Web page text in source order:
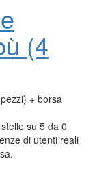
(4
+ borsa
su 5 da 0
di utenti reali